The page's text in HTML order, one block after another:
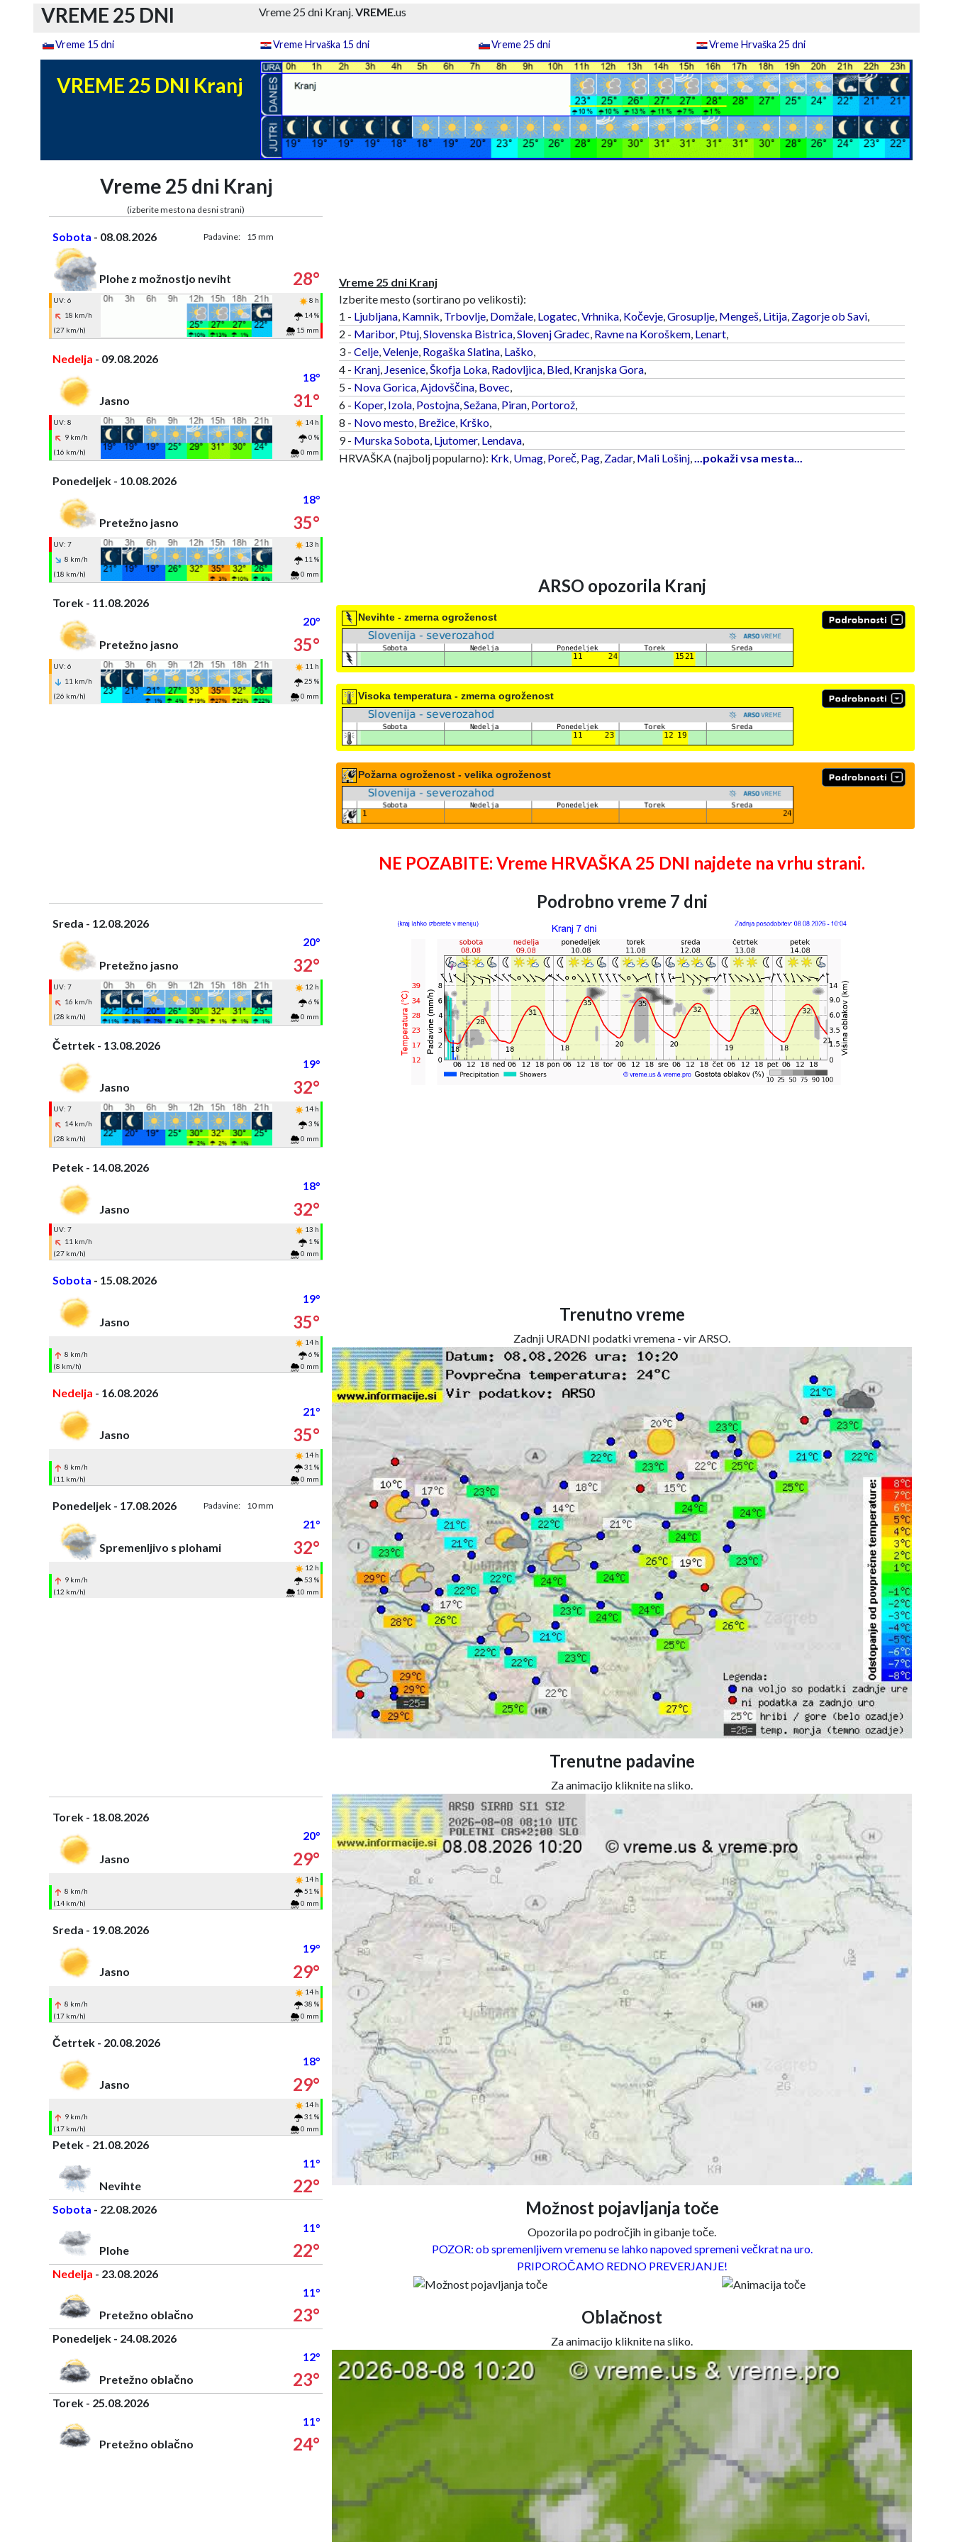
VREME 25 DNI Vreme 25 dni Kranj.VREME.us
Vreme 15 dni Vreme Hrvaška 15 dni Vreme 25 dni Vreme Hrvaška 25 dni
VREME 25 DNI Kranj
Vreme 25 dni Kranj
(izberite mesto na desni strani)
Sobota - 08.08.2026 Padavine: 15 mm
Plohe z možnostjo neviht 28°
UV: 6
8 h
18 km/h
14 %
(27 km/h)
15 mm
Nedelja - 09.08.2026
18°
Jasno
31°
UV: 8
14 h
9 km/h
0 %
(16 km/h)
0 mm
Ponedeljek - 10.08.2026
18°
Pretežno jasno
35°
UV: 7
13 h
8 km/h
11 %
(18 km/h)
0 mm
Torek - 11.08.2026
20°
Pretežno jasno
35°
UV: 6
11 h
11 km/h
25 %
(26 km/h)
0 mm
Sreda - 12.08.2026
20°
Pretežno jasno
32°
UV: 7
12 h
16 km/h
6 %
(28 km/h)
0 mm
Četrtek - 13.08.2026
19°
Jasno
32°
UV: 7
14 h
14 km/h
3 %
(28 km/h)
0 mm
Petek - 14.08.2026
18°
Jasno
32°
UV: 7
13 h
11 km/h
1 %
(27 km/h)
0 mm
Sobota - 15.08.2026
19°
Jasno
35°
14 h
8 km/h
6 %
(8 km/h)
0 mm
Nedelja - 16.08.2026
21°
Jasno
35°
14 h
8 km/h
31 %
(11 km/h)
0 mm
Ponedeljek - 17.08.2026 Padavine: 10 mm
21°
Spremenljivo s plohami
32°
12 h
9 km/h
53 %
(12 km/h)
10 mm
Torek - 18.08.2026
20°
Jasno
29°
14 h
8 km/h
51 %
(14 km/h)
0 mm
Sreda - 19.08.2026
19°
Jasno
29°
14 h
8 km/h
38 %
(17 km/h)
0 mm
Četrtek - 20.08.2026
18°
Jasno
29°
14 h
9 km/h
31 %
(17 km/h)
0 mm
Petek - 21.08.2026
11°
Nevihte
22°
Sobota - 22.08.2026
11°
Plohe
22°
Nedelja - 23.08.2026
11°
Pretežno oblačno
23°
Ponedeljek - 24.08.2026
12°
Pretežno oblačno
23°
Torek - 25.08.2026
11°
Pretežno oblačno
24°
Vreme 25 dni Kranj
Izberite mesto (sortirano po velikosti):
1 - Ljubljana, Kamnik, Trbovlje, Domžale, Logatec,Vrhnika, Kočevje,Grosuplje, Mengeš, Litija, Zagorje ob Savi,
2 - Maribor, Ptuj,Slovenska Bistrica,Slovenj Gradec, Ravne na Koroškem, Lenart,
3 - Celje,Velenje, Rogaška Slatina, Laško,
4 - Kranj, Jesenice,Škofja Loka, Radovljica, Bled, Kranjska Gora,
5 - Nova Gorica,Ajdovščina, Bovec,
6 - Koper, Izola, Postojna,Sežana, Piran, Portorož,
8 - Novo mesto, Brežice, Krško,
9 - Murska Sobota, Ljutomer, Lendava,
HRVAŠKA (najbolj popularno): Krk, Umag, Poreč, Pag, Zadar, Mali Lošinj,...pokaži vsa mesta...
ARSO opozorila Kranj
Nevihte - zmerna ogroženost
Visoka temperatura - zmerna ogroženost
Požarna ogroženost - velika ogroženost
NE POZABITE: Vreme HRVAŠKA 25 DNI najdete na vrhu strani.
Podrobno vreme 7 dni
Trenutno vreme
Zadnji URADNI podatki vremena - vir ARSO.
Trenutne padavine
Za animacijo kliknite na sliko.
Možnost pojavljanja toče
Opozorila po področjih in gibanje toče.
POZOR: ob spremenljivem vremenu se lahko napoved spremeni večkrat na uro.
PRIPOROČAMO REDNO PREVERJANJE!
Oblačnost
Za animacijo kliknite na sliko.